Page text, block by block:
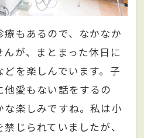
もあるので、なかなか
が、まとまった休日に
を楽しんでいます。子
他愛もない話をするの
な楽しみですね。私は小
じられていましたが、